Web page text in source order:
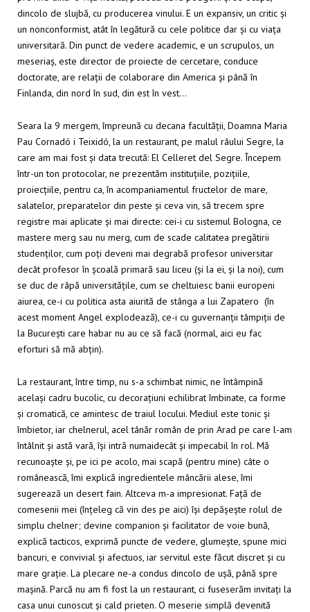
dincolo de slujbă, cu producerea vinului. E un expansiv, un critic și
un nonconformist, atât în legătură cu cele politice dar și cu viața
universitară. Din punct de vedere academic, e un scrupulos, un
meseriaș, este director de proiecte de cercetare, conduce
doctorate, are relații de colaborare din America și până în
Finlanda, din nord în sud, din est în vest…
Seara la 9 mergem, împreună cu decana facultății, Doamna Maria
Pau Cornadó i Teixidó, la un restaurant, pe malul râului Segre, la
care am mai fost și data trecută: El Celleret del Segre. Începem
într-un ton protocolar, ne prezentăm instituțiile, pozițiile,
proiecțiile, pentru ca, în acompaniamentul fructelor de mare,
salatelor, preparatelor din peste și ceva vin, să trecem spre
registre mai aplicate și mai directe: cei-i cu sistemul Bologna, ce
mastere merg sau nu merg, cum de scade calitatea pregătirii
studenților, cum poți deveni mai degrabă profesor universitar
decât profesor în școală primară sau liceu (și la ei, și la noi), cum
se duc de râpă universitățile, cum se cheltuiesc banii europeni
aiurea, ce-i cu politica asta aiurită de stânga a lui Zapatero (în
acest moment Angel explodează), ce-i cu guvernanții tâmpiții de
la București care habar nu au ce să facă (normal, aici eu fac
eforturi să mă abțin).
La restaurant, între timp, nu s-a schimbat nimic, ne întâmpină
același cadru bucolic, cu decorațiuni echilibrat îmbinate, ca forme
și cromatică, ce amintesc de traiul locului. Mediul este tonic și
îmbietor, iar chelnerul, acel tânăr român de prin Arad pe care l-am
întâlnit și astă vară, își intră numaidecât și impecabil în rol. Mă
recunoaște și, pe ici pe acolo, mai scapă (pentru mine) câte o
românească, îmi explică ingredientele mâncării alese, îmi
sugerează un desert fain. Altceva m-a impresionat. Față de
comesenii mei (înțeleg că vin des pe aici) își depășește rolul de
simplu chelner; devine companion și facilitator de voie bună,
explică tacticos, exprimă puncte de vedere, glumește, spune mici
bancuri, e convivial și afectuos, iar servitul este făcut discret și cu
mare grație. La plecare ne-a condus dincolo de ușă, până spre
mașină. Parcă nu am fi fost la un restaurant, ci fuseserăm invitați la
casa unui cunoscut și cald prieten. O meserie simplă devenită